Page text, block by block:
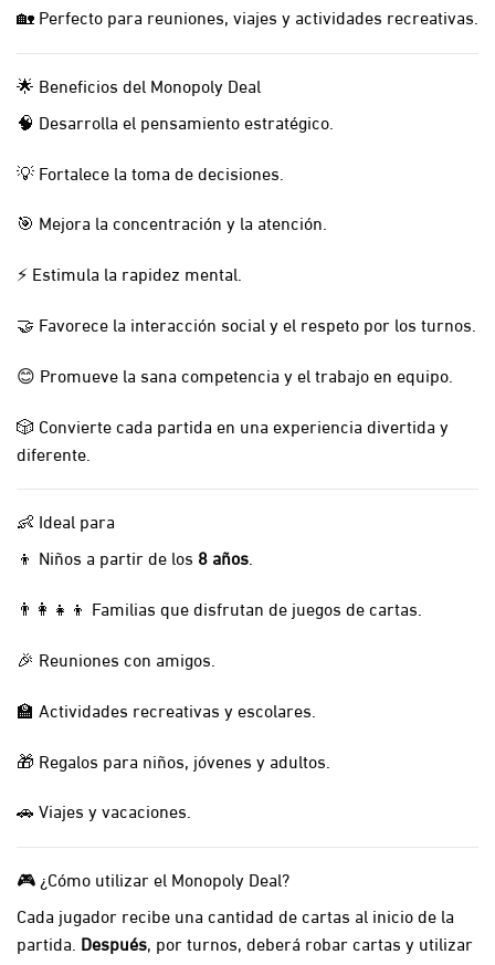
🏡 Perfecto para reuniones, viajes y actividades recreativas.
🌟 Beneficios del Monopoly Deal
🧠 Desarrolla el pensamiento estratégico.
💡 Fortalece la toma de decisiones.
🎯 Mejora la concentración y la atención.
⚡ Estimula la rapidez mental.
🤝 Favorece la interacción social y el respeto por los turnos.
😊 Promueve la sana competencia y el trabajo en equipo.
🎲 Convierte cada partida en una experiencia divertida y
diferente.
👶 Ideal para
👦 Niños a partir de los 8 años
👨‍👩‍👧‍👦 Familias que disfrutan de juegos de cartas.
🎉 Reuniones con amigos.
🏫 Actividades recreativas y escolares.
🎁 Regalos para niños, jóvenes y adultos.
🚗 Viajes y vacaciones.
🎮 ¿Cómo utilizar el Monopoly Deal?
Cada jugador recibe una cantidad de cartas al inicio de la
partida. Después, por turnos, deberá robar cartas y utilizar